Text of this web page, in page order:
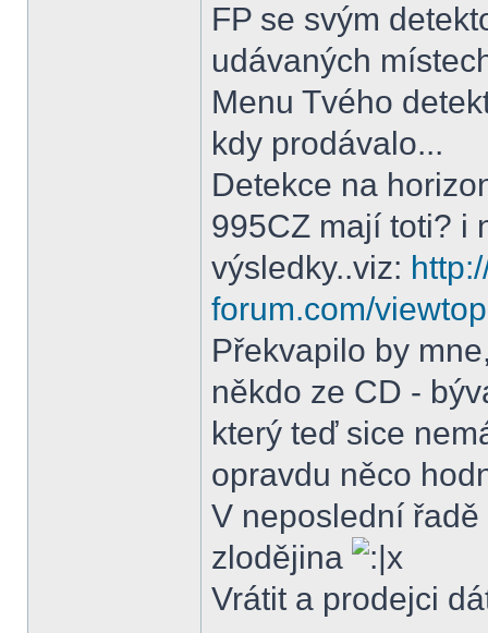
FP se svým
udávaných
Menu Tvého
kdy prodávalo...
Detekce na
995CZ mají toti? i
výsledky..viz:
forum.com/
Překvapilo by
někdo ze CD -
který teď sice
opravdu něco
V neposlední
zlodějina
Vrátit a prodejci